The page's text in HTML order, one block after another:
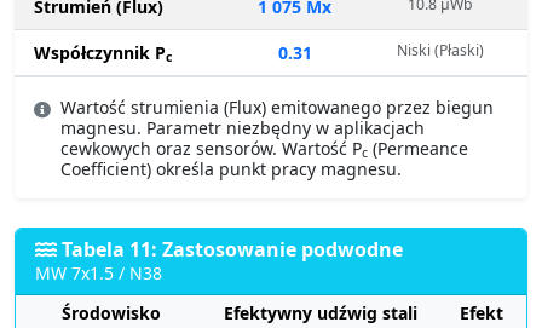
Strumień (Flux) 1 075 Mx
Współczynnik Pc 0.31 Niski (Płaski)
Wartość strumienia (Flux) emitowanego przez biegun
magnesu. Parametr niezbędny w aplikacjach
cewkowych oraz sensorów. Wartość Pc (Permeance
Coefficient) określa punkt pracy magnesu.
Tabela 11: Zastosowanie podwodne
MW 7x1.5 / N38
Środowisko
Efektywny udźwig stali
Efekt